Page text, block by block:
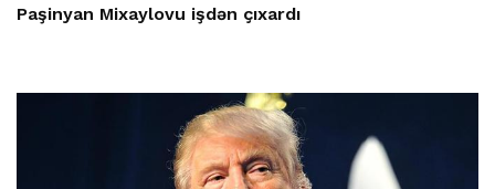
Paşinyan Mixaylovu işdən çıxardı